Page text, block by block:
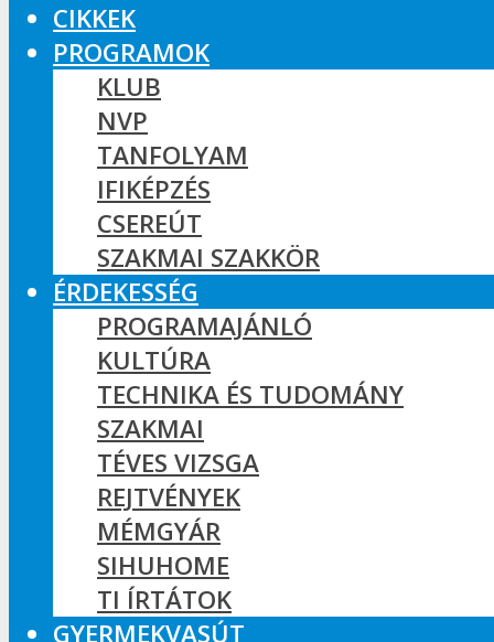
CIKKEK
PROGRAMOK
KLUB
NVP
TANFOLYAM
IFIKÉPZÉS
CSEREÚT
SZAKMAI SZAKKÖR
ÉRDEKESSÉG
PROGRAMAJÁNLÓ
KULTÚRA
TECHNIKA ÉS TUDOMÁNY
SZAKMAI
TÉVES VIZSGA
REJTVÉNYEK
MÉMGYÁR
SIHUHOME
TI ÍRTÁTOK
GYERMEKVASÚT